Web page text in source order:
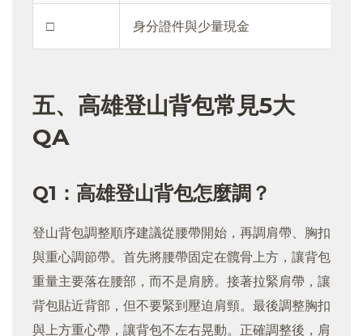
□ 身分證件與少量現金
五、高雄登山背包常見5大
QA
Q1：高雄登山背包怎麼調？
登山背包調整順序建議從腰帶開始，再調肩帶、胸扣
與重心調節帶。首先將腰帶固定在髖骨上方，讓背包
重量主要落在腰部，而不是肩膀。接著拉緊肩帶，讓
背包貼近背部，但不要緊到壓迫肩頸。最後調整胸扣
與上方重心帶，讓背包不左右晃動。正確調整後，肩